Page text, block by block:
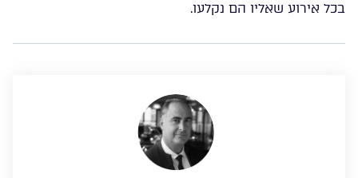
בכל אירוע שאליו הם נקלעו.